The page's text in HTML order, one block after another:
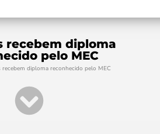
recebem diploma
pelo MEC
recebem diploma reconhecido pelo MEC